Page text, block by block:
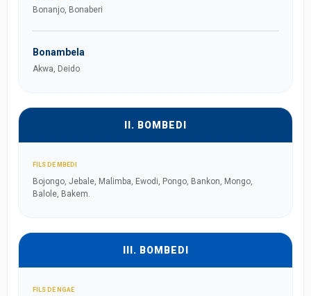
Bonanjo, Bonaberi
Bonambela
Akwa, Deido
II. BOMBEDI
FILS DE MBEDI
Bojongo, Jebale, Malimba, Ewodi, Pongo, Bankon, Mongo,
Balole, Bakem.
III. BOMBEDI
FILS DE NGAE